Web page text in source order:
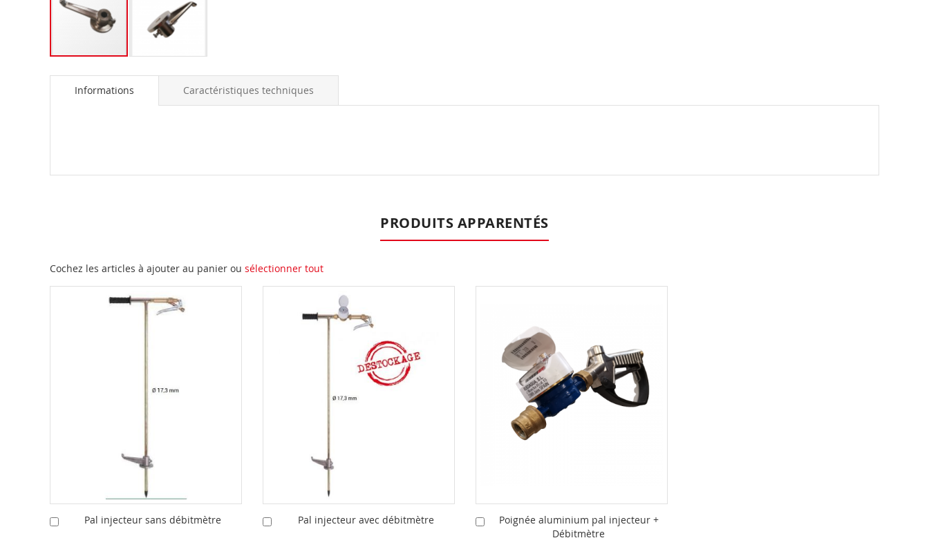
to
Informations Caractéristiques techniques
PRODUITS APPARENTÉS
Cochez les articles à ajouter au panier ou sélectionner tout
Pal injecteur sans débitmètre
Ajouter
Pal injecteur avec débitmètre
Ajouter
Poignée aluminium pal injecteur +
Débitmètre
Ajouter